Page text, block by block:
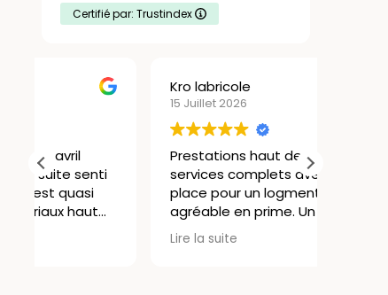
Certifié par: Trustindex
Kro labricole
Prestations haut de gamme,
services complets avec tout sur
place pour un logment très
agréable en prime. Un accueil
personnalisé, bref pour un
étudiant ou un jeune actif en